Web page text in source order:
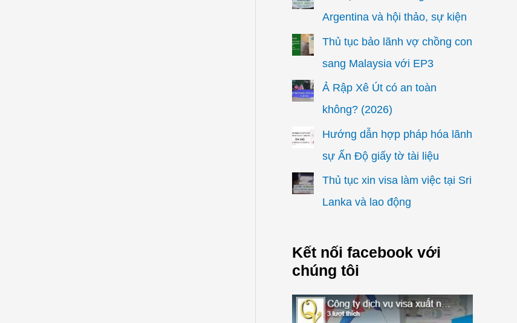
Argentina và hội thảo, sự kiện
Thủ tục bảo lãnh vợ chồng con
sang Malaysia với EP3
Ả Rập Xê Út có an toàn
không? (2026)
Hướng dẫn hợp pháp hóa lãnh
sự Ấn Độ giấy tờ tài liệu
Thủ tục xin visa làm việc tại Sri
Lanka và lao động
Kết nối facebook với
chúng tôi